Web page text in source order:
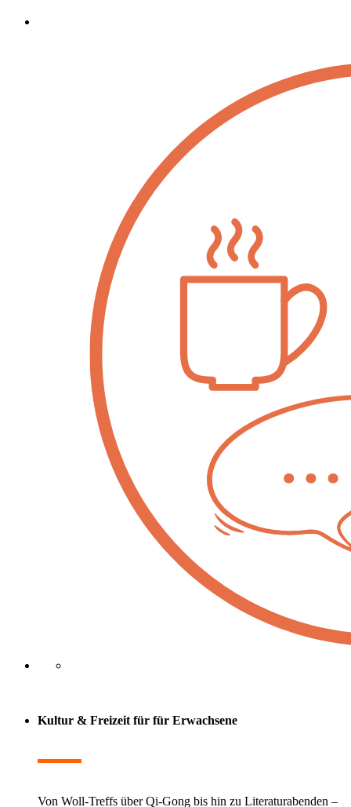
Kultur & Freizeit für für Erwachsene
Von Woll-Treffs über Qi-Gong bis hin zu Literaturabenden –